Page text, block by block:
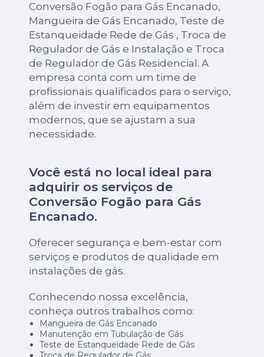
Conversão Fogão para Gás Encanado,
Mangueira de Gás Encanado, Teste de
Estanqueidade Rede de Gás , Troca de
Regulador de Gás e Instalação e Troca
de Regulador de Gás Residencial. A
empresa conta com um time de
profissionais qualificados para o serviço,
além de investir em equipamentos
modernos, que se ajustam a sua
necessidade.
Você está no local ideal para
adquirir os serviços de
Conversão Fogão para Gás
Encanado.
Oferecer segurança e bem-estar com
serviços e produtos de qualidade em
instalações de gás.
Conhecendo nossa excelência,
conheça outros trabalhos como:
Mangueira de Gás Encanado
Manutenção em Tubulação de Gás
Teste de Estanqueidade Rede de Gás